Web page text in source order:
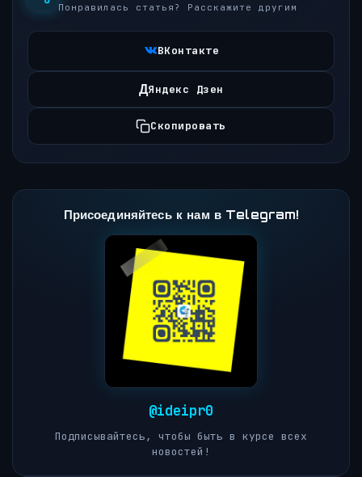
Понравилась статья? Расскажите другим
ВКонтакте
ДЯндекс Дзен
Скопировать
Присоединяйтесь к нам в Telegram!
@ideipr0
Подписывайтесь, чтобы быть в курсе всех
новостей!